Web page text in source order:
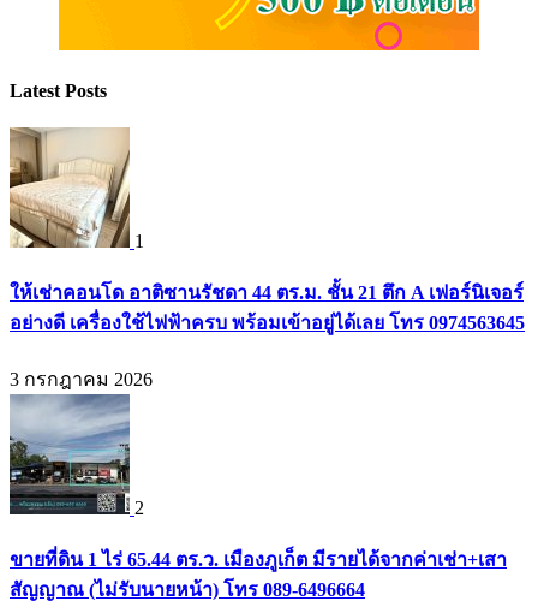
Latest Posts
1
ให้เช่าคอนโด อาติซานรัชดา 44 ตร.ม. ชั้น 21 ตึก A เฟอร์นิเจอร์
อย่างดี เครื่องใช้ไฟฟ้าครบ พร้อมเข้าอยู่ได้เลย โทร 0974563645
3 กรกฎาคม 2026
2
ขายที่ดิน 1 ไร่ 65.44 ตร.ว. เมืองภูเก็ต มีรายได้จากค่าเช่า+เสา
สัญญาณ (ไม่รับนายหน้า) โทร 089-6496664